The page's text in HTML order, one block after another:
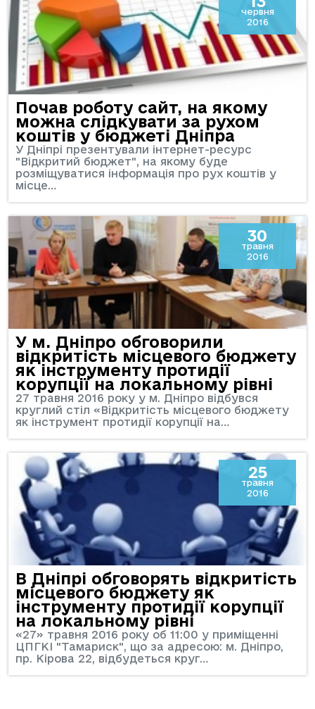
червня
2016
Почав роботу сайт, на якому
можна слідкувати за рухом
коштів у бюджеті Дніпра
У Дніпрі презентували інтернет-ресурс
"Відкритий бюджет", на якому буде
розміщуватися інформація про рух коштів у
місце…
30
травня
2016
У м. Дніпро обговорили
відкритість місцевого бюджету
як інструменту протидії
корупції на локальному рівні
27 травня 2016 року у м. Дніпро відбувся
круглий стіл «Відкритість місцевого бюджету
як інструмент протидії корупції на…
25
травня
2016
В Дніпрі обговорять відкритість
місцевого бюджету як
інструменту протидії корупції
на локальному рівні
«27» травня 2016 року об 11:00 у приміщенні
ЦПГКІ "Тамариск", що за адресою: м. Дніпро,
пр. Кірова 22, відбудеться круг…